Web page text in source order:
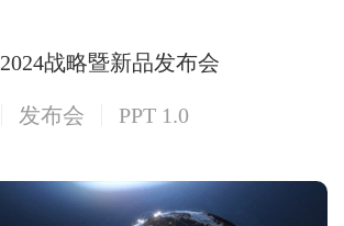
战略暨新品发布会
发布会 PPT 1.0